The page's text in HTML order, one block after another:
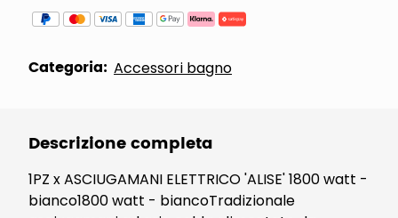
Categoria: Accessori bagno
Descrizione completa
1PZ x ASCIUGAMANI ELETTRICO 'ALISE' 1800 watt -
bianco1800 watt - biancoTradizionale